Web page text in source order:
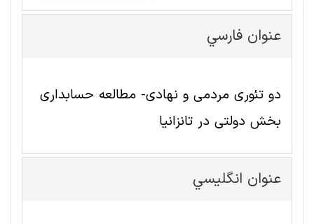
عنوان فارسي
دو تئوری مردمی و نهادی- مطالعه حسابداری
بخش دولتی در تانزانیا
عنوان انگليسي